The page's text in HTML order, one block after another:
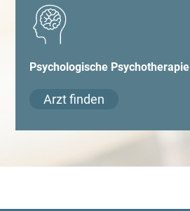
Psychologische Psychotherapie
Arzt finden